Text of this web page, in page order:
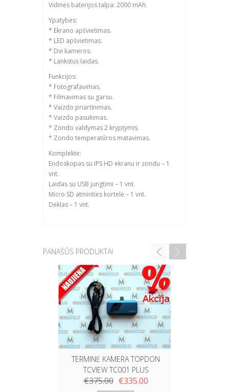
Vidinės baterijos talpa: 2000 mAh.
Ypatybės:
* Ekrano apšvietimas.
* LED apšvietimas.
* Dvi kameros.
* Lankstus laidas.
Funkcijos:
* Fotografavimas.
* Filmavimas su garsu.
* Vaizdo priartinimas.
* Vaizdo pasukimas.
* Zondo valdymas 2 kryptymis.
* Zondo temperatūros matavimas.
Komplekte:
Endoskopas su IPS HD ekranu ir zondu – 1
vnt.
Laidas su USB jungtimi – 1 vnt.
Micro SD atminties kortelė – 1 vnt.
Dėklas – 1 vnt.
PANAŠŪS PRODUKTAI
TERMINĖ KAMERA TOPDON
TCVIEW TC001 PLUS
€375.00 €335.00